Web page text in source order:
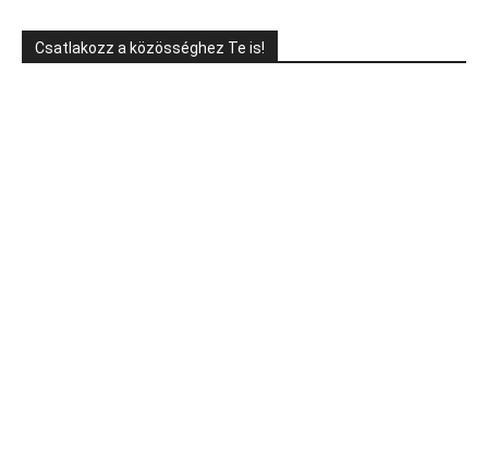
Csatlakozz a közösséghez Te is!